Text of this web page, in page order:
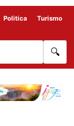
Politica
Turismo
🔍